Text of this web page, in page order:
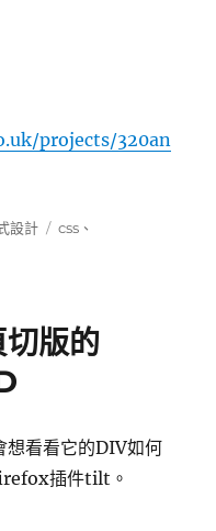
projects/320an
設計
標
css 、
版的
想看看它的DIV如何
插件tilt。